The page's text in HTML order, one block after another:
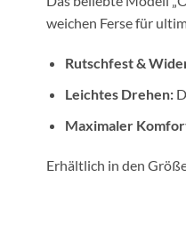
weichen Ferse für
Rutschfest &
Leichtes Drehen:
Maximaler
Erhältlich in den